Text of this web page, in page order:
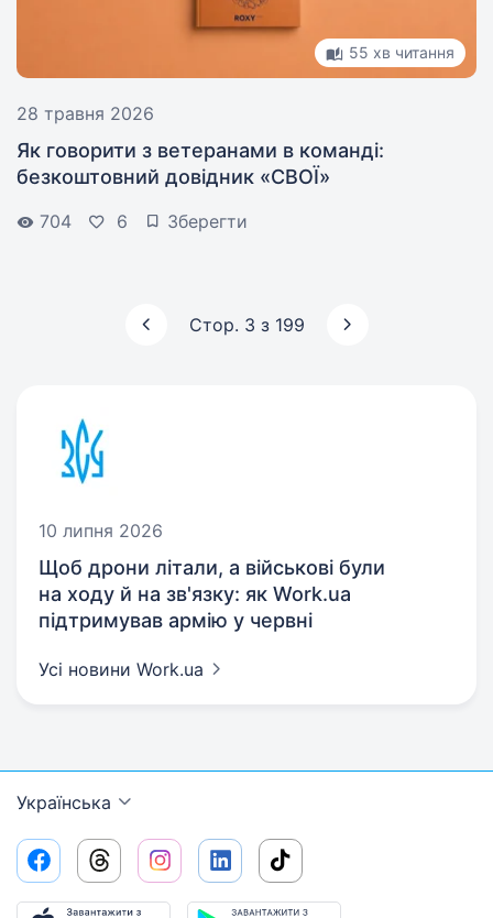
55 хв читання
28 травня 2026
Як говорити з ветеранами в команді:
безкоштовний довідник «СВОЇ»
704 6 Зберегти
Стор. 3 з 199
10 липня 2026
Щоб дрони літали, а військові були
на ходу й на зв'язку: як Work.ua
підтримував армію у червні
Усі новини Work.ua
Українська